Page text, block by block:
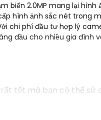
biến 2.0MP mang lại
hình ảnh sắc nét trong
chi phí đầu tư hợp lý
đầu cho nhiều gia đình
rất tốt mà bạn có thể